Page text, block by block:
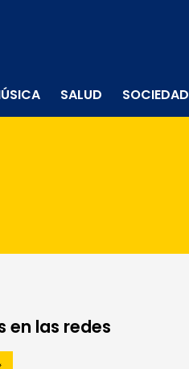
SALUD SOCIEDAD
en las redes